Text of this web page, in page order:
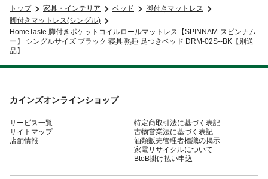
トップ 家具・インテリア ベッド
脚付きマットレス
脚付きマットレス(シングル)
HomeTaste 脚付きポケットコイルロールマットレス【SPINNAM-スピンナム
ー】 シングルサイズ ブラック 寝具 熟睡 足つきベッド DRM-02S--BK【別送
品】
カインズオンラインショップ
サービス一覧
サイトマップ
店舗情報
特定商取引法に基づく表記
古物営業法に基づく表記
酒類販売管理者標識の掲示
家電リサイクルについて
BtoB掛け払い申込